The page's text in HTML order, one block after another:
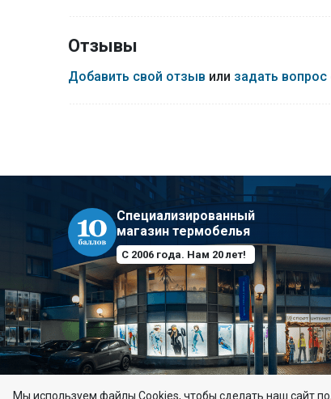
Отзывы
Добавить свой отзыв или задать вопрос
Специализированный
магазин термобелья
С 2006 года. Нам 20 лет!
Мы используем файлы Сookies, чтобы сделать наш сайт